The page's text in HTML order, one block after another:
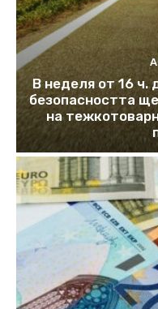
В неделя от 16 ч.
безопасността
на